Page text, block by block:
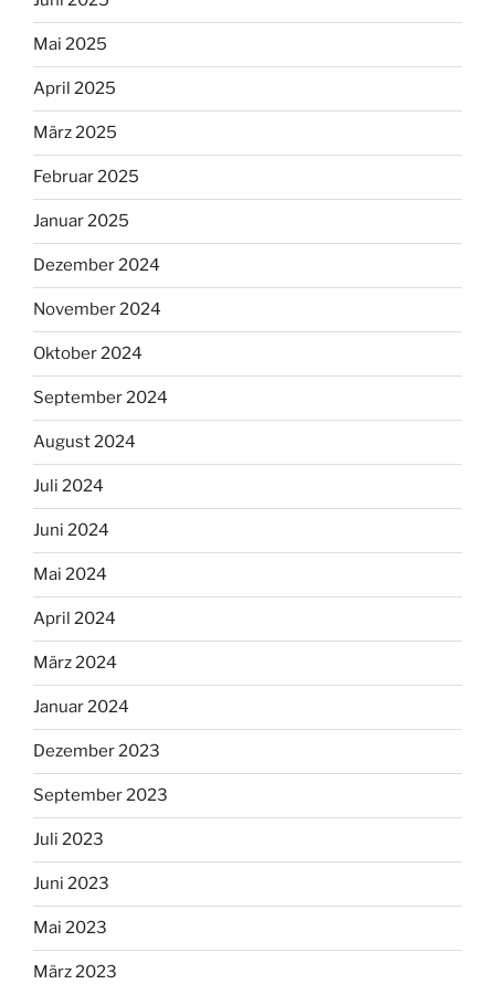
Mai 2025
April 2025
März 2025
Februar 2025
Januar 2025
Dezember 2024
November 2024
Oktober 2024
September 2024
August 2024
Juli 2024
Juni 2024
Mai 2024
April 2024
März 2024
Januar 2024
Dezember 2023
September 2023
Juli 2023
Juni 2023
Mai 2023
März 2023